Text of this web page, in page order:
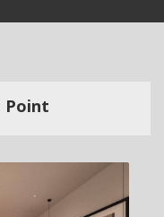
Point